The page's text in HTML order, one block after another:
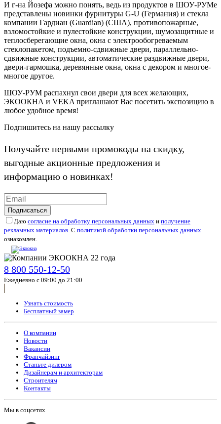
И г-на Йозефа можно понять, ведь из продуктов в ШОУ-РУМе
представлены новинки фурнитуры G-U (Германия) и стекла
компании Гардиан (Guardian) (США), противопожарные,
взломостойкие и пулестойкие конструкции, шумозащитные и
теплосберегающие окна, окна с электрообогреваемым
стеклопакетом, подъемно-сдвижные двери, параллельно-
сдвижные конструкции, автоматические раздвижные двери,
двери-гармошка, деревянные окна, окна с декором и многое-
многое другое.
ШОУ-РУМ распахнул свои двери для всех желающих,
ЭКООКНА и VEKA приглашают Вас посетить экспозицию в
любое удобное время!
Подпишитесь на нашу рассылку
Получайте первыми промокоды на скидку,
выгодные акционные предложения и
информацию о новинках!
Подписаться
Даю согласие на обработку персональных данных и получение
рекламных материалов. С политикой обработки персональных данных
ознакомлен.
8 800 550-12-50
Ежедневно с 09:00 до 21:00
Узнать стоимость
Бесплатный замер
О компании
Новости
Вакансии
Франчайзинг
Станьте дилером
Дизайнерам и архитекторам
Строителям
Контакты
Мы в соцсетях